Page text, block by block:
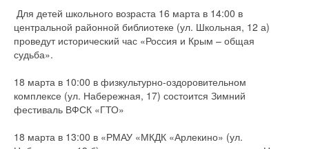
Для детей школьного возраста 16 марта в 14:00 в
центральной районной библиотеке (ул. Школьная, 12 а)
проведут исторический час «Россия и Крым – общая
судьба».
18 марта в 10:00 в физкультурно-оздоровительном
комплексе (ул. Набережная, 17) состоится Зимний
фестиваль ВФСК «ГТО»
18 марта в 13:00 в «РМАУ «МКДК «Арлекино» (ул.